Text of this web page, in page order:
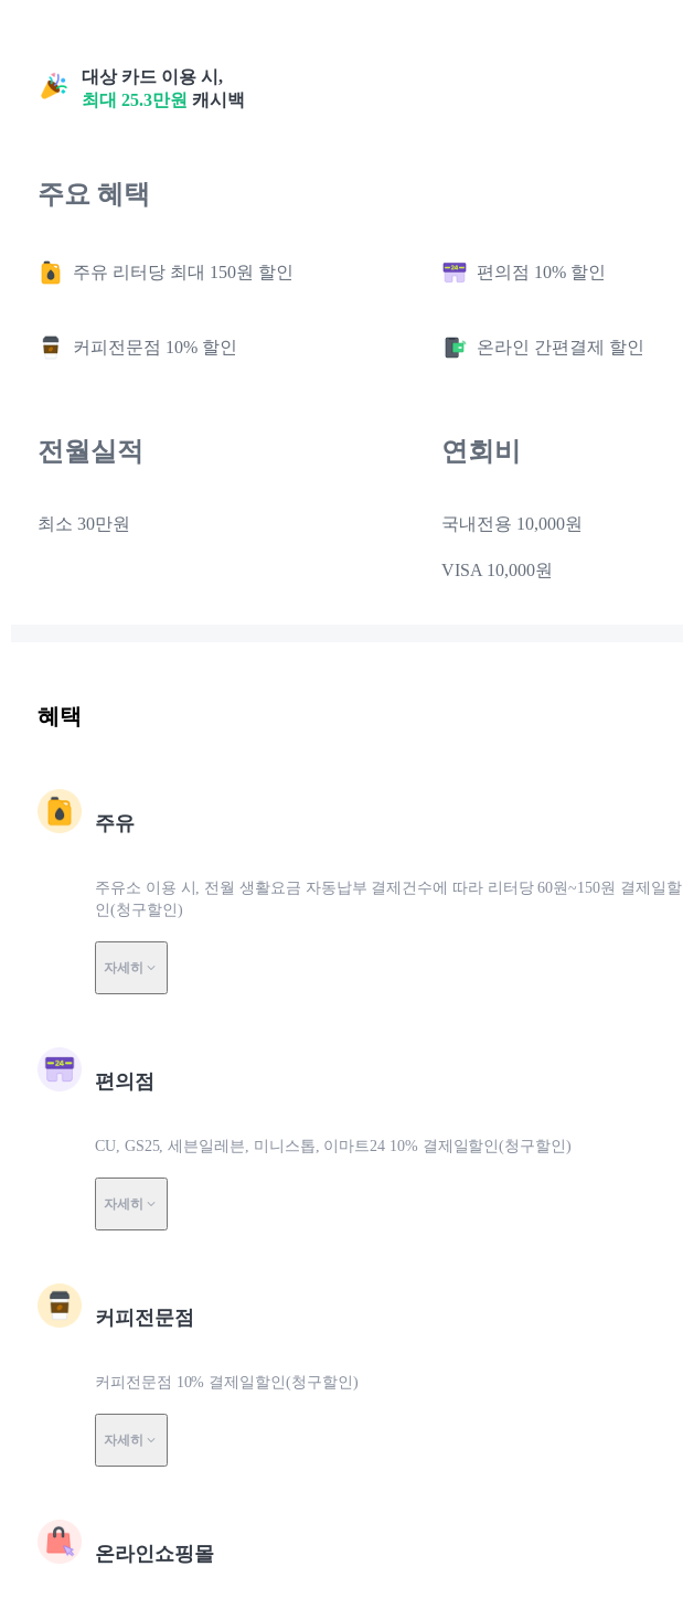
대상 카드 이용 시,
최대 25.3만원 캐시백
주요 혜택
주유 리터당 최대 150원 할인 편의점 10% 할인
커피전문점 10% 할인 온라인 간편결제 할인
전월실적
최소 30만원
연회비
국내전용 10,000원
VISA 10,000원
혜택
주유
주유소 이용 시, 전월 생활요금 자동납부 결제건수에 따라 리터당 60원~150원 결제일할
인(청구할인)
자세히
편의점
CU, GS25, 세븐일레븐, 미니스톱, 이마트24 10% 결제일할인(청구할인)
자세히
커피전문점
커피전문점 10% 결제일할인(청구할인)
자세히
온라인쇼핑몰